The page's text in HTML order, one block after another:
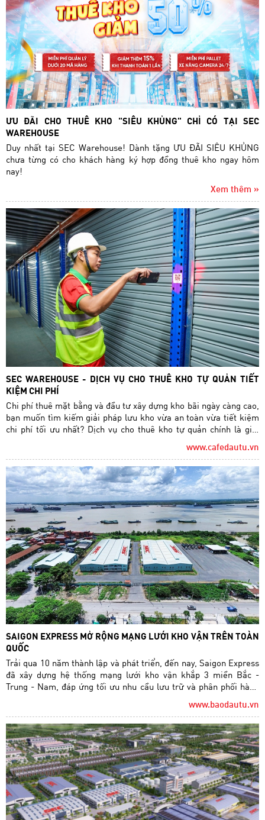
ƯU ĐÃI CHO THUÊ KHO "SIÊU KHỦNG" CHỈ CÓ TẠI SEC
WAREHOUSE
Duy nhất tại SEC Warehouse! Dành tặng ƯU ĐÃI SIÊU KHỦNG
chưa từng có cho khách hàng ký hợp đồng thuê kho ngay hôm
nay!
Xem thêm »
SEC WAREHOUSE - DỊCH VỤ CHO THUÊ KHO TỰ QUẢN TIẾT
KIỆM CHI PHÍ
Chi phí thuê mặt bằng và đầu tư xây dựng kho bãi ngày càng cao,
bạn muốn tìm kiếm giải pháp lưu kho vừa an toàn vừa tiết kiệm
chi phí tối ưu nhất? Dịch vụ cho thuê kho tự quản chính là giải
www.cafedautu.vn
SAIGON EXPRESS MỞ RỘNG MẠNG LƯỚI KHO VẬN TRÊN TOÀN
QUỐC
Trải qua 10 năm thành lập và phát triển, đến nay, Saigon Express
đã xây dựng hệ thống mạng lưới kho vận khắp 3 miền Bắc -
Trung - Nam, đáp ứng tối ưu nhu cầu lưu trữ và phân phối hàng
www.baodautu.vn